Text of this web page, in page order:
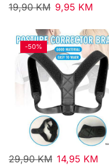
19,90KM 9,95 KM
-50%
29,90KM 14,95 KM